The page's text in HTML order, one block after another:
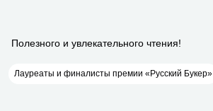
Лауреаты и финалисты премии «Русский Букер»